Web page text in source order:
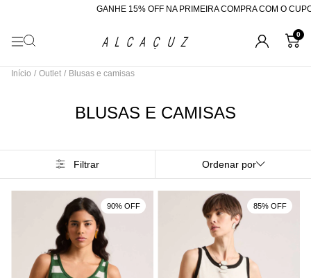
GANHE 15% OFF NA PRIMEIRA COMPRA COM O CUPOM "BEMVINDA"
0
Início / Outlet / Blusas e camisas
BLUSAS E CAMISAS
Filtrar Ordenar por
90% OFF 85% OFF